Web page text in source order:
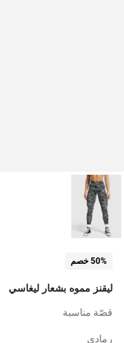
50% خصم
ليقنز مموه بشعار ليغاسي
قصّة مناسبة
رمادي